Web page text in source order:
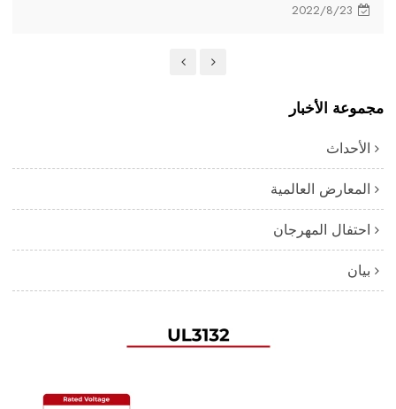
2022/8/23
مجموعة الأخبار
الأحداث
المعارض العالمية
احتفال المهرجان
بيان